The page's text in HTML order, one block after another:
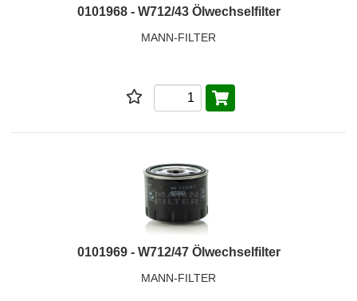
0101968 - W712/43 Ölwechselfilter
MANN-FILTER
0101969 - W712/47 Ölwechselfilter
MANN-FILTER